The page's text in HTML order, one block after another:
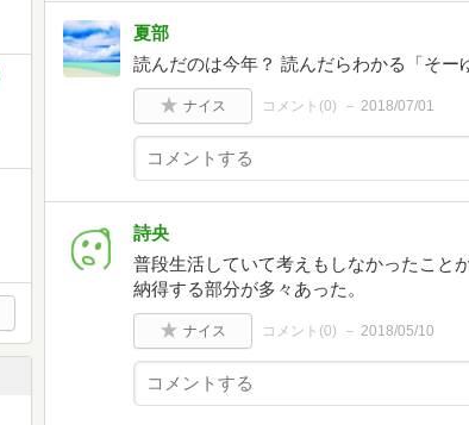
夏部
読んだのは今年？ 読んだらわかる「そー
ナイス コメント(0) 2018/07/01
詩央
普段生活していて考えもしなかったこと
納得する部分が多々あった。
ナイス コメント(0) 2018/05/10